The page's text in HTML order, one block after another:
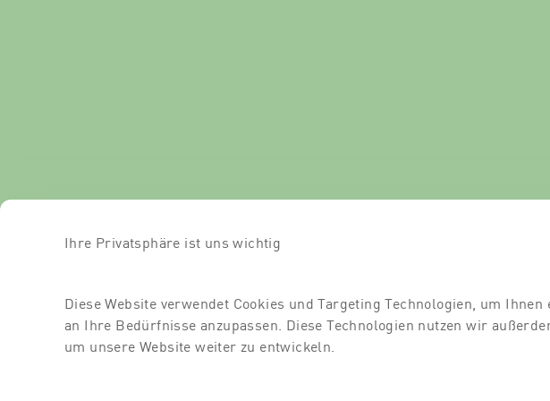
Ihre Privatsphäre ist uns wichtig
Diese Website verwendet Cookies und Targeting Technologien, um
an Ihre Bedürfnisse anzupassen. Diese Technologien nutzen wir
um unsere Website weiter zu entwickeln.